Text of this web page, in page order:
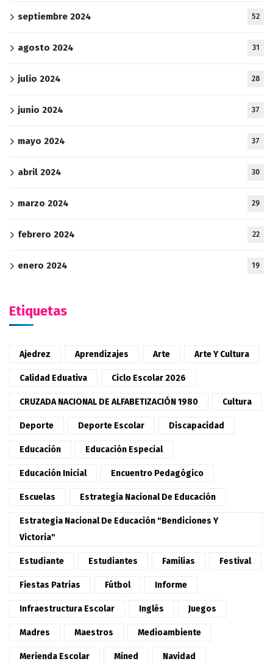
septiembre 2024 52
agosto 2024 31
julio 2024 28
junio 2024 37
mayo 2024 37
abril 2024 30
marzo 2024 29
febrero 2024 22
enero 2024 19
Etiquetas
Ajedrez Aprendizajes Arte Arte Y Cultura
Calidad Eduativa Ciclo Escolar 2026
CRUZADA NACIONAL DE ALFABETIZACIÓN 1980 Cultura
Deporte Deporte Escolar Discapacidad
Educación Educación Especial
Educación Inicial Encuentro Pedagógico
Escuelas Estrategia Nacional De Educación
Estrategia Nacional De Educación "Bendiciones Y
Victoria"
Estudiante Estudiantes Familias Festival
Fiestas Patrias Fútbol Informe
Infraestructura Escolar Inglés Juegos
Madres Maestros Medioambiente
Merienda Escolar Mined Navidad